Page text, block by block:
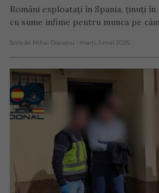
Români exploatați în Spania, ținuți
cu sume infime pentru munca pe
Scris de Mihai Diaconu - marți, 5 mai 2026